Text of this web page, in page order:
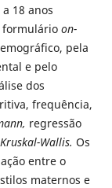
18 anos
formulário on-
pela
e pelo
dos
frequência,
regressão
Kruskal-Wallis. Os
entre o
maternos e